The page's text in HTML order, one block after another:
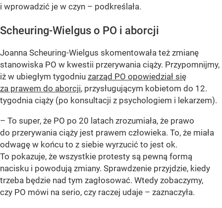
i wprowadzić je w czyn – podkreślała.
Scheuring-Wielgus o PO i aborcji
Joanna Scheuring-Wielgus skomentowała też zmianę
stanowiska PO w kwestii przerywania ciąży. Przypomnijmy,
iż w ubiegłym tygodniu zarząd PO opowiedział się
za prawem do aborcji, przysługującym kobietom do 12.
tygodnia ciąży (po konsultacji z psychologiem i lekarzem).
– To super, że PO po 20 latach zrozumiała, że prawo
do przerywania ciąży jest prawem człowieka. To, że miała
odwagę w końcu to z siebie wyrzucić to jest ok.
To pokazuje, że wszystkie protesty są pewną formą
nacisku i powodują zmiany. Sprawdzenie przyjdzie, kiedy
trzeba będzie nad tym zagłosować. Wtedy zobaczymy,
czy PO mówi na serio, czy raczej udaje – zaznaczyła.